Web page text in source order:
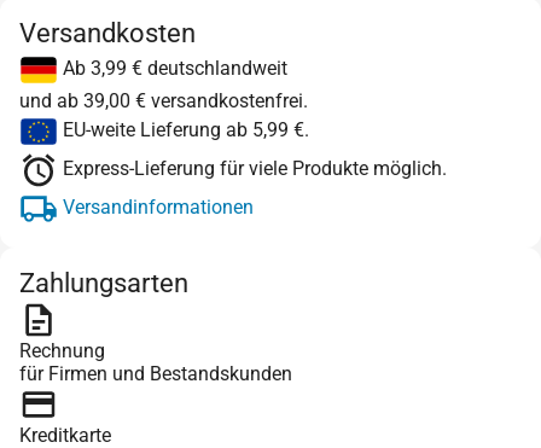
Versandkosten
Ab 3,99 € deutschlandweit
und ab 39,00 € versandkostenfrei.
EU-weite Lieferung ab 5,99 €.
Express-Lieferung für viele Produkte möglich.
Versandinformationen
Zahlungsarten
Rechnung
für Firmen und Bestandskunden
Kreditkarte